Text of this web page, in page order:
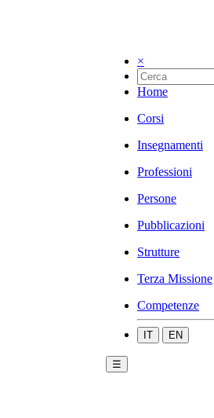
×
Home
Corsi
Insegnamenti
Professioni
Persone
Pubblicazioni
Strutture
Terza Missione
Competenze
IT EN
☰